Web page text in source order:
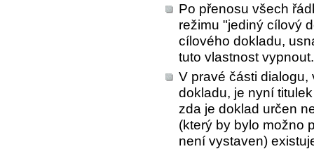
Po přenosu všech
režimu "jediný cílový
cílového dokladu,
tuto vlastnost vypnout.
V pravé části
dokladu, je nyní
zda je doklad určen
(který by bylo možno
není vystaven)